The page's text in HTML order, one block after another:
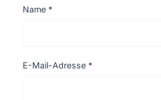
Name *
E-Mail-Adresse *